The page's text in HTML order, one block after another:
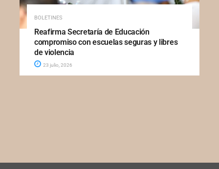
BOLETINES
Reafirma Secretaría de Educación
compromiso con escuelas seguras y libres
de violencia
23 julio, 2026